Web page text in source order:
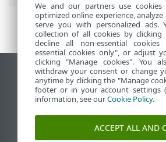
Masaüstü sitesini görüntüle
End of Life
ESET Bilgi Bankası
ESET Forumu
ESET Status Portal
We and our partners use
optimized online experience,
serve you with personalized ads.
collection of all cookies by clicking
decline all non-essential
essential cookies only", or adjust
clicking "Manage cookies". You
withdraw your consent or change
anytime by clicking the "Manage
footer or in your account settings
information, see ourCookie Policy.
ACCEPT ALL AND